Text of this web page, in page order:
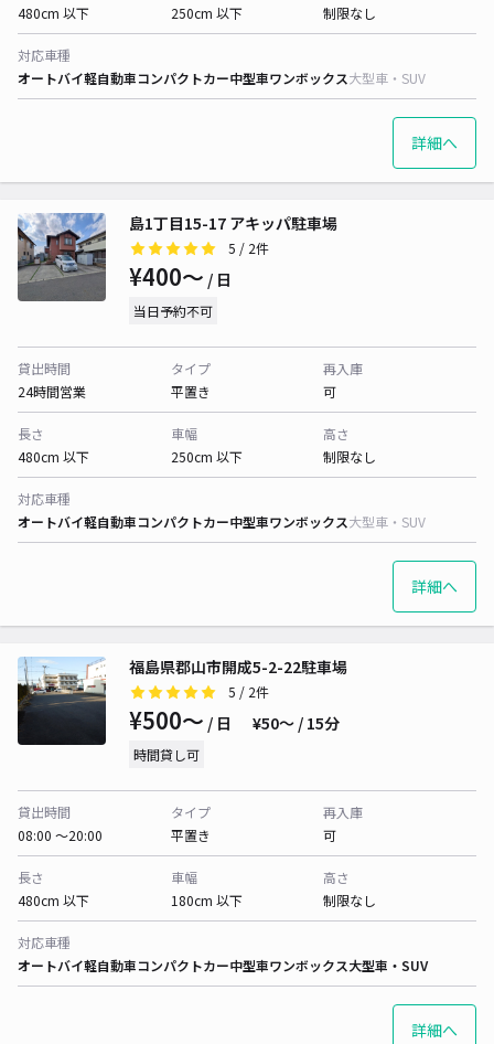
480cm 以下
250cm 以下
制限なし
対応車種
オートバイ軽自動車コンパクトカー中型車ワンボックス大型車・SUV
詳細へ
島1丁目15-17 アキッパ駐車場
5 / 2件
¥400〜 / 日
当日予約不可
貸出時間
24時間営業
タイプ
平置き
再入庫
可
長さ
480cm 以下
車幅
250cm 以下
高さ
制限なし
対応車種
オートバイ軽自動車コンパクトカー中型車ワンボックス大型車・SUV
詳細へ
福島県郡山市開成5-2-22駐車場
5 / 2件
¥500〜 / 日 ¥50〜 / 15分
時間貸し可
貸出時間
08:00 〜20:00
タイプ
平置き
再入庫
可
長さ
480cm 以下
車幅
180cm 以下
高さ
制限なし
対応車種
オートバイ軽自動車コンパクトカー中型車ワンボックス大型車・SUV
詳細へ